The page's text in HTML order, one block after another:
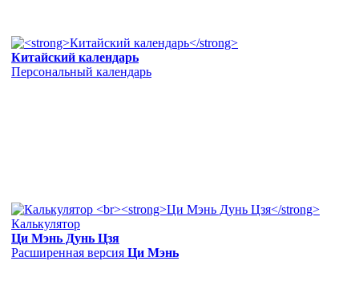
Китайский календарь
Персональный календарь
Калькулятор
Ци Мэнь Дунь Цзя
Расширенная версия Ци Мэнь